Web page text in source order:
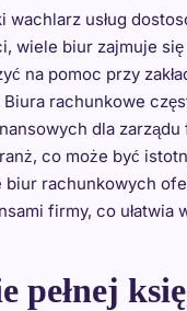
wachlarz usług
wiele biur zajmuje
na pomoc przy
rachunkowe
dla
co może być
rachunkowych
firmy, co ułatwia
pełnej